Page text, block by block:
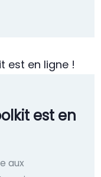
est en
aux